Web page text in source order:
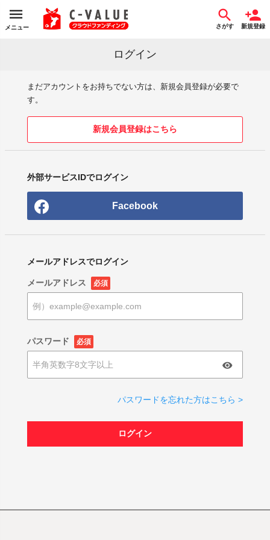
メニュー さがす 新規登録
ログイン
まだアカウントをお持ちでない方は、新規会員登録が必要で
す。
新規会員登録はこちら
外部サービスIDでログイン
Facebook
メールアドレスでログイン
メールアドレス 必須
パスワード 必須
パスワードを忘れた方はこちら >
ログイン